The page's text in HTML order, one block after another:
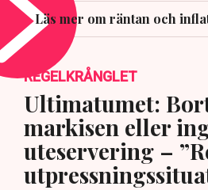
Läs mer om räntan och
REGELKRÅNGLET
Ultimatumet:
markisen eller
uteservering –